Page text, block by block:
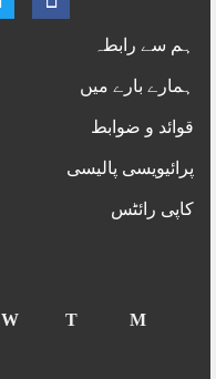
ہم سے رابطہ
ہمارے بارے میں
قوائد و ضوابط
پرائیویسی پالیسی
کاپی رائٹس
M
T
W